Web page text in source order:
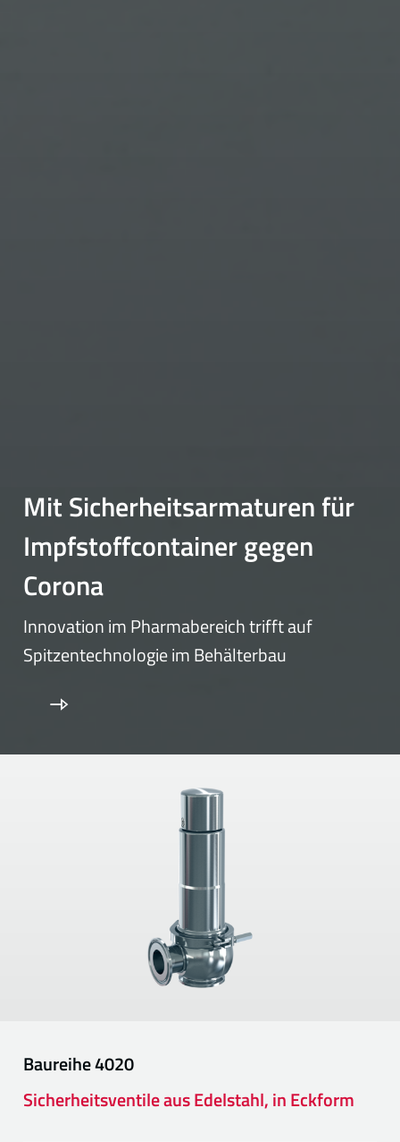
Mit Sicherheitsarmaturen für
Impfstoffcontainer gegen
Corona
Innovation im Pharmabereich trifft auf
Spitzentechnologie im Behälterbau
Baureihe4020
Sicherheitsventile aus Edelstahl, in Eckform